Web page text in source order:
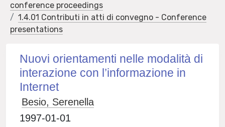
conference proceedings
1.4.01 Contributi in atti di convegno - Conference
presentations
Nuovi orientamenti nelle modalità di
interazione con l’informazione in
Internet
Besio, Serenella
1997-01-01